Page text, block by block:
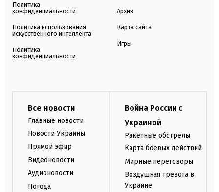
Политика
конфиденциальности
Политика использования
искусственного интеллекта
Политика
конфиденциальности
Архив
Карта сайта
Игры
Все новости
Главные новости
Новости Украины
Прямой эфир
Видеоновости
Аудионовости
Погода
Война России с
Украиной
Ракетные обстрелы
Карта боевых действий
Мирные переговоры
Воздушная тревога в
Украине